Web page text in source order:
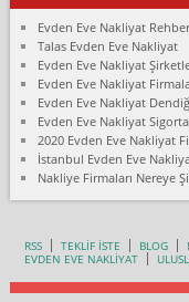
olduk. Asansörlü dediler
fark istediler. ortada asa...
Nimet:
Ben 2021 Ağustos ilk haftası
Mahallesi'nden bir başka
oturuyorum önceleri ara...
Nimet Köse:
Merhaba ben 2021 Ağustos
Hancıoğlu naklyatla taşındım...
Karabükden İzmir'e Karabük
Evden Eve Nakliyat
Talas Evden Eve Nakliyat
Evden Eve Nakliyat
Evden Eve Nakliyat
Evden Eve Nakliyat
Evden Eve Nakliyat
2020 Evden Eve Nakliyat
İstanbul Evden Eve
Nakliye Firmaları Nereye
RSS TEKLİF İSTE BLOG
EVDEN EVE NAKLİYAT